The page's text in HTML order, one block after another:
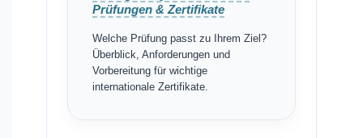
Prüfungen & Zertifikate
Welche Prüfung passt zu Ihrem Ziel?
Überblick, Anforderungen und
Vorbereitung für wichtige
internationale Zertifikate.